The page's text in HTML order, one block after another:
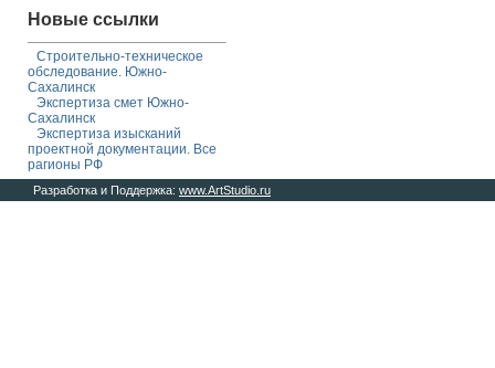
Новые ссылки
Строительно-техническое
обследование. Южно-
Сахалинск
Экспертиза смет Южно-
Сахалинск
Экспертиза изысканий
проектной документации. Все
рагионы РФ
Разработка и Поддержка: www.ArtStudio.ru